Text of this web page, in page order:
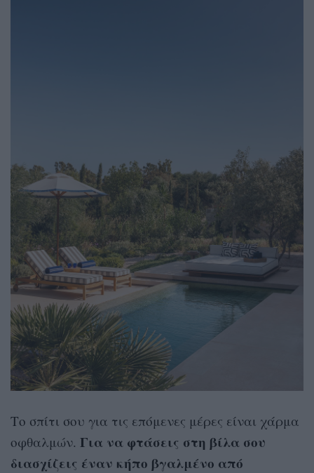
Το σπίτι σου για τις επόμενες μέρες είναι χάρμα
οφθαλμών. Για να φτάσεις στη βίλα σου
διασχίζεις έναν κήπο βγαλμένο από